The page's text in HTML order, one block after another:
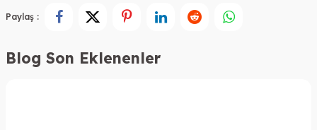
Paylaş :
Blog Son Eklenenler